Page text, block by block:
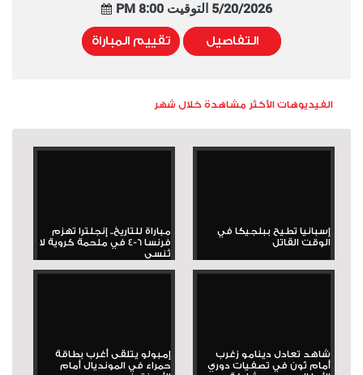
5/20/2026 التوقيت 8:00 PM
التفاصيل تقييم المباراة
الفيديوهات الأكثر مشاهدة خلال شهر
إسبانيا تطيح ببلجيكا في
الوقت القاتل
مباراة للتاريخ.. إنجلترا تهزم
فرنسا 6-4 في ملحمة كروية لا
تُنسى
شاهد تعادل دينامو زغرب
أمام ثون في تصفيات دوري
إمبولو يتلقى أغرب بطاقة
حمراء في المونديال أمام